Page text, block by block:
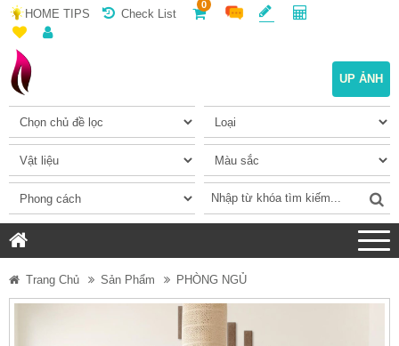
HOME TIPS Check List
0
UP ẢNH
Trang Chủ Sản Phẩm PHÒNG NGỦ